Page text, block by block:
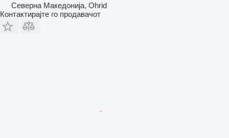
Северна Македонија, Ohrid
Контактирајте го продавачот